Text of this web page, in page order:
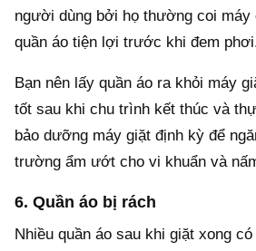
người dùng bởi họ thường coi
quần áo tiện lợi trước khi đem
Bạn nên lấy quần áo ra khỏi máy
tốt sau khi chu trình kết thúc và
bảo dưỡng máy giặt định kỳ để
trường ẩm ướt cho vi khuẩn và
6. Quần áo bị rách
Nhiều quần áo sau khi giặt xong